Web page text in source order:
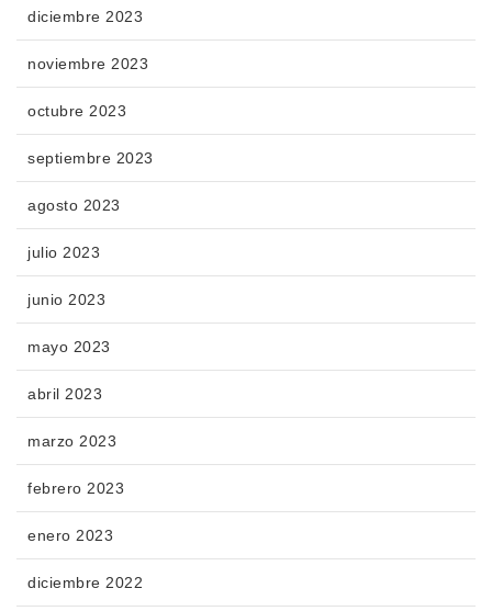
diciembre 2023
noviembre 2023
octubre 2023
septiembre 2023
agosto 2023
julio 2023
junio 2023
mayo 2023
abril 2023
marzo 2023
febrero 2023
enero 2023
diciembre 2022